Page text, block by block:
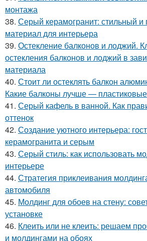
монтажа
38. Серый керамогранит: стильный и
материал для интерьера
39. Остекление балконов и лоджий.
остекления балконов и лоджий в
материала
40. Стоит ли остеклять балкон
Какие балконы лучше —
41. Серый кафель в ванной. Как
оттенок
42. Создание уютного интерьера:
керамогранита и серым
43. Серый стиль: как использовать
интерьере
44. Стратегия приклеивания
автомобиля
45. Молдинг для обоев на стену:
установке
46. Клеить или не клеить: решаем
и молдингами на обоях